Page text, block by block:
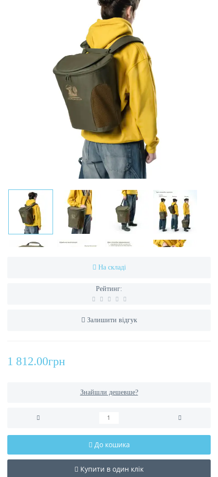
На складі
Рейтинг:
Залишити відгук
1 812.00грн
Знайшли дешевше?
До кошика
Купити в один клік